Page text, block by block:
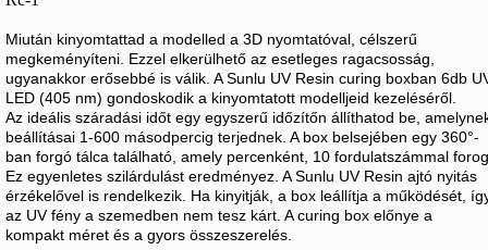
E-mail
Telefon*:
Miután kinyomtattad a modelled a 3D nyomtatóval, célszerű
megkeményíteni. Ezzel elkerülhető az esetleges ragacsosság,
ugyanakkor erősebbé is válik. A Sunlu UV Resin curing boxban 6db
LED (405 nm) gondoskodik a kinyomtatott modelljeid kezeléséről.
Az ideális száradási időt egy egyszerű időzítőn állíthatod be,
beállításai 1-600 másodpercig terjednek. A box belsejében egy 360°-
ban forgó tálca található, amely percenként, 10 fordulatszámmal
Ez egyenletes szilárdulást eredményez. A Sunlu UV Resin ajtó nyitás
érzékelővel is rendelkezik. Ha kinyitják, a box leállítja a működését,
az UV fény a szemedben nem tesz kárt. A curing box előnye a
kompakt méret és a gyors összeszerelés.